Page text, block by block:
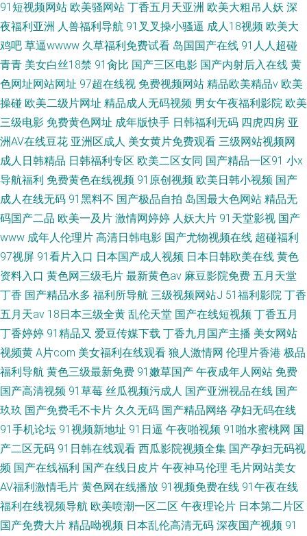
91短视频网站 欧美骚网站 丁香五月天亚洲 欧美大粗吊人妖 深
夜福利亚洲 人兽福利导航 91叉叉操小骚逼 成人18视频 欧美大
鸡吧 草逼wwww 久草福利免费试看 岛国国产在线 91人人超碰
青青 美女白丝18禁 91肏比 国产三区电影 国产内射后入在线 黄
色网址网站网址 97超在线视 免费视频网站 精品欧美精品v 欧美
操碰 欧美二级片网址 精品成人无码视频 男女午夜福利影院 欧美
三级电影 免费黄色网址 成年版快手 日韩福利无码 四虎四房 亚
洲AV在线豆花 亚洲区成人 美女黄片免费观看 三级网站视频网
成人日韩精品 日韩福利专区 欧美二区女同 国产精品一区91 小x
导航福利 免费黄色在线视频 91原创视频 欧美日韩小视频 国产
成人在线无码 91黑料不 国产极品自拍 岛国最大色网站 精品无
码国产二品 欧美一及片 激情网婷婷 人妖大片 91天堂影视 国产
www 成年人伦理片 高清日韩电影 国产尤物视频在线 超碰福利
97视屏 91看片入口 日本国产成人视频 日本日韩欧美在线 黄色
资料入口 黄色网三级毛片 最新黄色av 麻豆影院免费 五月天堂
丁香 国产精品水多 福利所导航 三级视频网站J 51福利影院 丁香
五月天av 18日本三级全黄 乱伦天堂 国产在线短视频 丁香五月
丁香婷婷 91精品又 爱豆传媒下载 丁香九月国产主播 美女网站
视频黄 A片com 美女福利在线观看 狼人激情网 伦理片香港 极品
福利导航 黄色三级最新免费 91嫩草国产 午夜成年人网站 免费
国产高清视频 91草莓 丝瓜视频污成人 国产亚洲视品在线 国产
玖玖 国产免费毛不卡片 久久无码 国产精品网络 孕妇无码在线
91手机论坛 91视频新地址 91日逼 午夜啪视频 91啪水蜜桃网 国
产二区无码 91日韩在线观看 西瓜影院视频全集 国产孕妇无码视
频 国产在线福利 国产在线日皮片 午夜神马伦理 毛片网站美女
AV福利激情毛片 黄色网在线播放 91视频免费在线 91午夜在线
福利在线视频导航 欧美喷潮一区二区 午夜理论片 日本第二片区
国产免费大片 精品呦视频 日本乱伦高清无码 深夜国产视频 91